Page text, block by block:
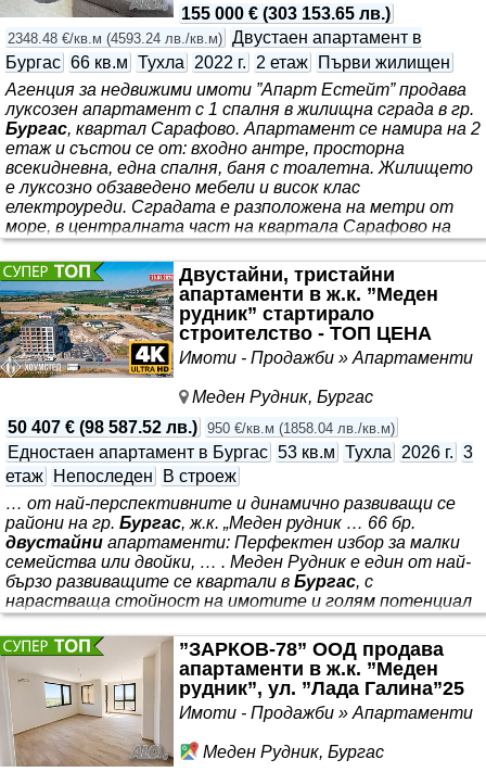
155 000 € (303 153.65 лв.)
2348.48 €/кв.м (4593.24 лв./кв.м) Двустаен апартамент в
Бургас 66 кв.м Тухла 2022 г. 2 етаж
Първи жилищен
Агенция за недвижими имоти ”Апарт Естейт” продава
луксозен апартамент с 1 спалня в жилищна сграда в гр.
Бургас, квартал Сарафово. Апартамент се намира на 2
етаж и състои се от: входно антре, просторна
всекидневна, една спалня, баня с тоалетна. Жилището
е луксозно обзаведено мебели и висок клас
електроуреди. Сградата е разположена на метри от
море, в централната част на квартала Сарафово на
много комуникативно място. Към жилището има
складово помещение. Сградата е с Акт 16, асансьор.
Двустайни, тристайни
апартаменти в ж.к. ”Меден
рудник” стартирало
строителство - ТОП ЦЕНА
Имоти - Продажби » Апартаменти
Меден Рудник, Бургас
50 407 € (98 587.52 лв.) 950 €/кв.м (1858.04 лв./кв.м)
Едностаен апартамент в Бургас 53 кв.м Тухла 2026 г. 3
етаж
Непоследен
В строеж
… от най-перспективните и динамично развиващи се
райони на гр. Бургас, ж.к. „Меден рудник … 66 бр.
двустайни апартаменти: Перфектен избор за малки
семейства или двойки, … . Меден Рудник е един от най-
бързо развиващите се квартали в Бургас, с
нарастваща стойност на имотите и голям потенциал
за ръст … ДИРЕКТНО ОТ СТРОИТЕЛЯ! БЕЗ
КОМИСИОННА! ТОП ЦЕНИ за кв.м. в ж.к. ”Меден рудник”!
Имаме удоволствието да Ви представим нов жилищен
проект ”Black Hill 2” - модерен, практичен и създаден с
мисъл за Вашето удобство в един *** “. Сградата
впечатлява с иновативната си архитектура, умело
съчетаваща естетика и практичност
”ЗАРКОВ-78” ООД продава
апартаменти в ж.к. ”Меден
рудник”, ул. ”Лада Галина”25
Имоти - Продажби » Апартаменти
Меден Рудник, Бургас